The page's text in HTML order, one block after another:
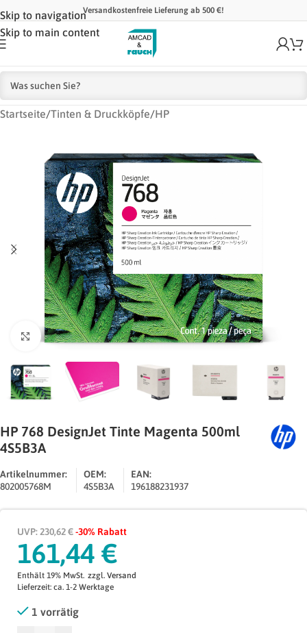
Skip to navigation
Skip to main content
Versandkostenfreie Lieferung ab 500 €!
Startseite/Tinten & Druckköpfe/HP
Zum Vergrößern klicken
HP 768 DesignJet Tinte Magenta 500ml
4S5B3A
Artikelnummer:
802005768M
OEM:
4S5B3A
EAN:
196188231937
UVP: 230,62 €-30% Rabatt
161,44 €
Enthält 19% MwSt. zzgl. Versand
Lieferzeit: ca. 1-2 Werktage
1 vorrätig